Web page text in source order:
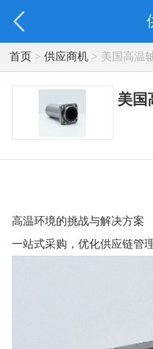
首页> 供应商机> 美国高温
美国
高温环境的挑战与解决方案
一站式采购，优化供应链管